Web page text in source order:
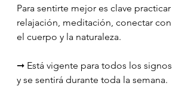
Para sentirte mejor es clave practicar
relajación, meditación, conectar con
el cuerpo y la naturaleza.
➞ Está vigente para todos los signos
y se sentirá durante toda la semana.